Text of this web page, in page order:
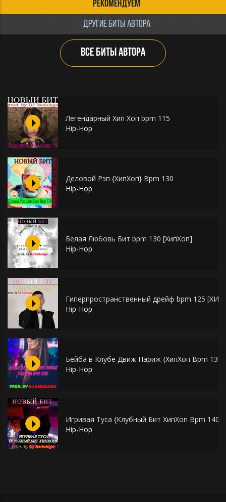
РЕКОМЕНДУЕМ
ДРУГИЕ БИТЫ АВТОРА
ВСЕ БИТЫ АВТОРА
Легендарный Хип Хоп bpm 115
Hip-Hop
Деловой Рэп {ХипХоп} Bpm 130
Hip-Hop
Белая Любовь Бит bpm 130 [ХипХоп]
Hip-Hop
Гиперпространственный дрейф bpm 125
Hip-Hop
Бейба в Клубе Движ Париж {ХипХоп Bpm 130}
Hip-Hop
Игривая Туса {Клубный Бит ХипХоп Bpm 140}
Hip-Hop